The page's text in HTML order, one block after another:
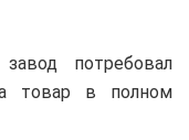
потребовал
товар в полном